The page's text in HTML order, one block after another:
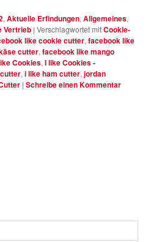
,Aktuelle Erfindungen,Allgemeines,
Vertrieb |Verschlagwortet mitCookie-
like cookie cutter,facebook like
cutter,facebook like mango
Cookies,I like Cookies -
,i like ham cutter,jordan
|Schreibe einen Kommentar